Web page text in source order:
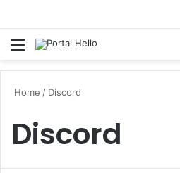
Menu
Home / Discord
Discord